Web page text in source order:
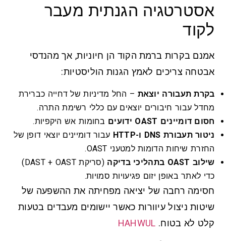
אסטרטגיה הגנתית מעבר
לקוד
אמנם בקרות ברמת הקוד הן חיוניות, אך מהנדסי
אבטחה צריכים לאמץ הגנות הוליסטיות:
בקרת תעבורה יוצאת– החל מדיניות של דחייה כברירת
מחדל עבור חיבורים יוצאים עם כללי רשימת התרה.
חסום דומיינים OAST ידועים
בחומות אש היקפיות.
ניטור תעבורת DNS ו-HTTP
עבור דומיינים יוצאי דופן של
החזרת שיחות הדומות למטעני OAST.
שילוב OAST בתהליכי בדיקה
(סריקת DAST + OAST)
כדי לאתר באופן יזום פגיעויות סמויות.
חסימה רחבה של יציאה מפחיתה את ההשפעה של
שיטות ניצול עיוורות כאשר יישומים מעבדים בטעות
קלט לא בטוח.HAHWUL